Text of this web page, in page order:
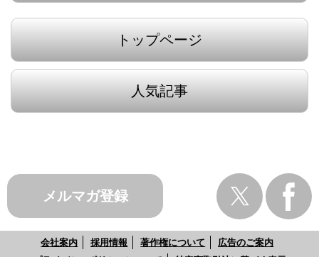
トップページ
人気記事
メルマガ登録
会社案内 採用情報 著作権について
広告のご案内